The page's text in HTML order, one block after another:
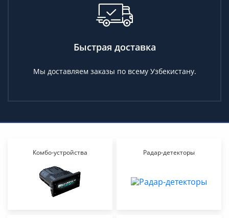
Быстрая доставка
Мы доставляем заказы по всему Узбекистану.
Комбо-устройства Радар-детекторы